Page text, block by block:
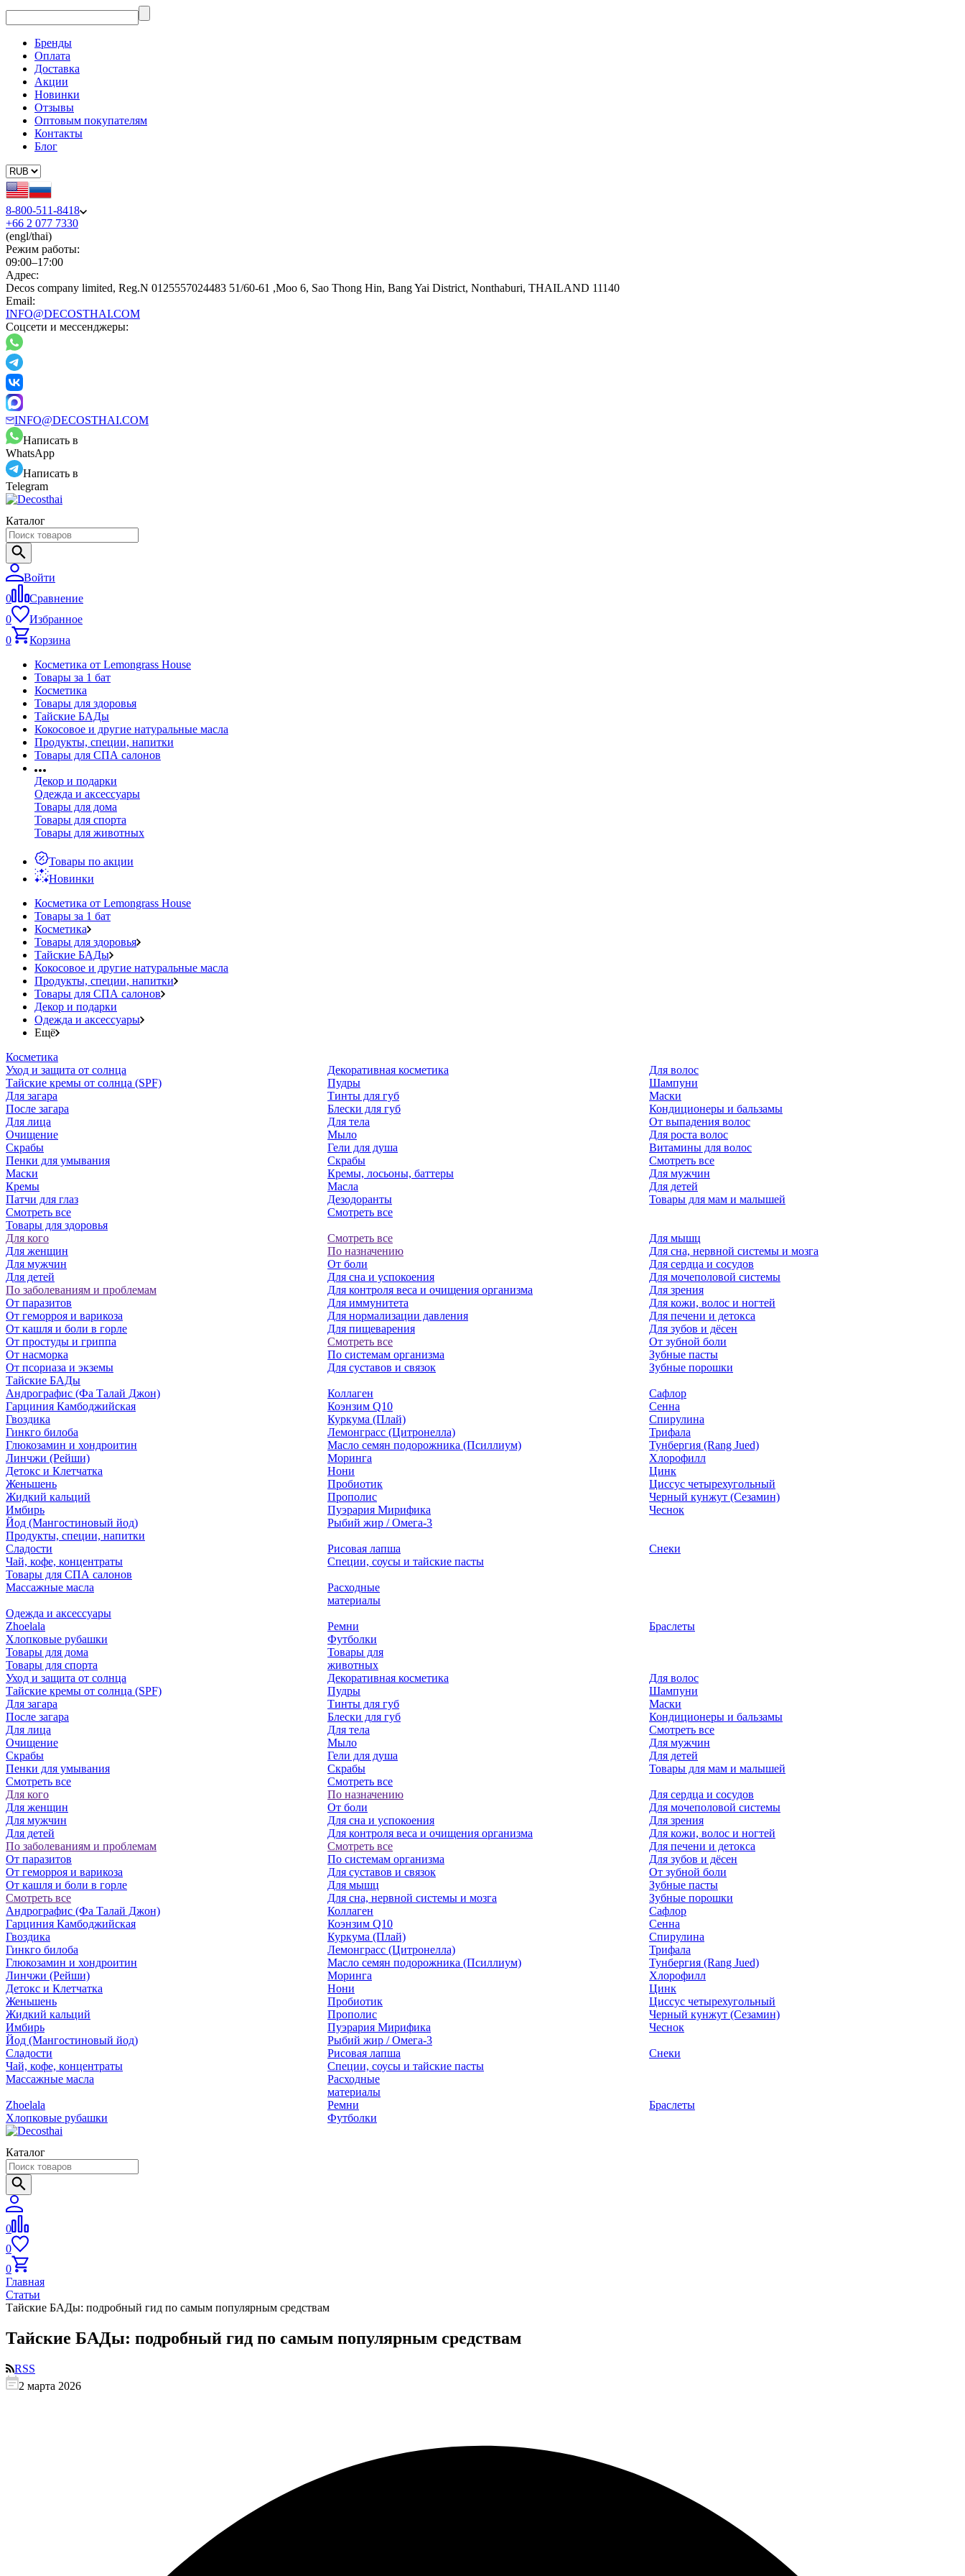
Бренды
Оплата
Доставка
Акции
Новинки
Отзывы
Оптовым покупателям
Контакты
Блог
8-800-511-8418
+66 2 077 7330
(engl/thai)
Режим работы:
09:00–17:00
Адрес:
Decos company limited, Reg.N 0125557024483 51/60-61 ,Moo 6, Sao Thong Hin, Bang Yai District, Nonthaburi, THAILAND 11140
Email:
INFO@DECOSTHAI.COM
Соцсети и мессенджеры:
INFO@DECOSTHAI.COM
Написать в
WhatsApp
Написать в
Telegram
Каталог
Войти
0
Сравнение
0
Избранное
0
Корзина
Косметика от Lemongrass House
Товары за 1 бат
Косметика
Товары для здоровья
Тайские БАДы
Кокосовое и другие натуральные масла
Продукты, специи, напитки
Товары для СПА салонов
Декор и подарки
Одежда и аксессуары
Товары для дома
Товары для спорта
Товары для животных
Товары по акции
Новинки
Косметика от Lemongrass House
Товары за 1 бат
Косметика
Товары для здоровья
Тайские БАДы
Кокосовое и другие натуральные масла
Продукты, специи, напитки
Товары для СПА салонов
Декор и подарки
Одежда и аксессуары
Ещё
Косметика
Уход и защита от солнца
Тайские кремы от солнца (SPF)
Для загара
После загара
Для лица
Очищение
Скрабы
Пенки для умывания
Маски
Кремы
Патчи для глаз
Смотреть все
Декоративная косметика
Пудры
Тинты для губ
Блески для губ
Для тела
Мыло
Гели для душа
Скрабы
Кремы, лосьоны, баттеры
Масла
Дезодоранты
Смотреть все
Для волос
Шампуни
Маски
Кондиционеры и бальзамы
От выпадения волос
Для роста волос
Витамины для волос
Смотреть все
Для мужчин
Для детей
Товары для мам и малышей
Товары для здоровья
Для кого
Для женщин
Для мужчин
Для детей
По заболеваниям и проблемам
От паразитов
Oт геморроя и варикоза
От кашля и боли в горле
От простуды и гриппа
От насморка
Oт псориаза и экземы
Смотреть все
По назначению
От боли
Для сна и успокоения
Для контроля веса и очищения организма
Для иммунитета
Для нормализации давления
Для пищеварения
Смотреть все
По системам организма
Для суставов и связок
Для мышц
Для сна, нервной системы и мозга
Для сердца и сосудов
Для мочеполовой системы
Для зрения
Для кожи, волос и ногтей
Для печени и детокса
Для зубов и дёсен
От зубной боли
Зубные пасты
Зубные порошки
Тайские БАДы
Андрографис (Фа Талай Джон)
Гарциния Камбоджийская
Гвоздика
Гинкго билоба
Глюкозамин и хондроитин
Линчжи (Рейши)
Детокс и Клетчатка
Женьшень
Жидкий кальций
Имбирь
Йод (Мангостиновый йод)
Коллаген
Коэнзим Q10
Куркума (Плай)
Лемонграсс (Цитронелла)
Масло семян подорожника (Псиллиум)
Моринга
Нони
Пробиотик
Прополис
Пуэрария Мирифика
Рыбий жир / Омега-3
Сафлор
Сенна
Спирулина
Трифала
Тунбергия (Rang Jued)
Хлорофилл
Цинк
Циссус четырехугольный
Черный кунжут (Сезамин)
Чеснок
Продукты, специи, напитки
Сладости
Чай, кофе, концентраты
Рисовая лапша
Специи, соусы и тайские пасты
Снеки
Товары для СПА салонов
Массажные масла
Расходные
материалы
Одежда и аксессуары
Zhoelala
Хлопковые рубашки
Ремни
Футболки
Браслеты
Товары для дома
Товары для спорта
Товары для
животных
Уход и защита от солнца
Тайские кремы от солнца (SPF)
Для загара
После загара
Для лица
Очищение
Скрабы
Пенки для умывания
Смотреть все
Декоративная косметика
Пудры
Тинты для губ
Блески для губ
Для тела
Мыло
Гели для душа
Скрабы
Смотреть все
Для волос
Шампуни
Маски
Кондиционеры и бальзамы
Смотреть все
Для мужчин
Для детей
Товары для мам и малышей
Для кого
Для женщин
Для мужчин
Для детей
По заболеваниям и проблемам
От паразитов
Oт геморроя и варикоза
От кашля и боли в горле
Смотреть все
По назначению
От боли
Для сна и успокоения
Для контроля веса и очищения организма
Смотреть все
По системам организма
Для суставов и связок
Для мышц
Для сна, нервной системы и мозга
Для сердца и сосудов
Для мочеполовой системы
Для зрения
Для кожи, волос и ногтей
Для печени и детокса
Для зубов и дёсен
От зубной боли
Зубные пасты
Зубные порошки
Андрографис (Фа Талай Джон)
Гарциния Камбоджийская
Гвоздика
Гинкго билоба
Глюкозамин и хондроитин
Линчжи (Рейши)
Детокс и Клетчатка
Женьшень
Жидкий кальций
Имбирь
Йод (Мангостиновый йод)
Коллаген
Коэнзим Q10
Куркума (Плай)
Лемонграсс (Цитронелла)
Масло семян подорожника (Псиллиум)
Моринга
Нони
Пробиотик
Прополис
Пуэрария Мирифика
Рыбий жир / Омега-3
Сафлор
Сенна
Спирулина
Трифала
Тунбергия (Rang Jued)
Хлорофилл
Цинк
Циссус четырехугольный
Черный кунжут (Сезамин)
Чеснок
Сладости
Чай, кофе, концентраты
Рисовая лапша
Специи, соусы и тайские пасты
Снеки
Массажные масла
Расходные
материалы
Zhoelala
Хлопковые рубашки
Ремни
Футболки
Браслеты
Каталог
0
0
0
Главная
Статьи
Тайские БАДы: подробный гид по самым популярным средствам
Тайские БАДы: подробный гид по самым популярным средствам
RSS
2 марта 2026